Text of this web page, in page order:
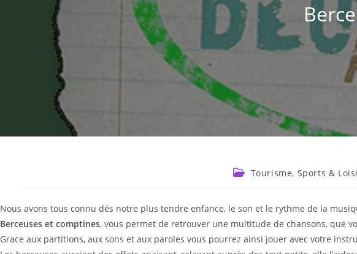
Tourisme, Sports &
Nous avons tous connu dés notre plus tendre enfance, le son et le rythme de la
Berceuses et comptines, vous permet de retrouver une multitude de chansons, que
Grace aux partitions, aux sons et aux paroles vous pourrez ainsi jouer avec votre